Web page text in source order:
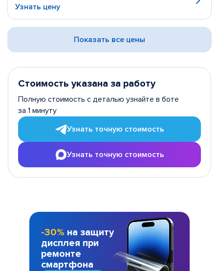
Узнать цену
Показать все цены
Стоимость указана за работу
Полную стоимость с деталью узнайте в боте
за 1 минуту
Узнать точную стоимость
Узнать точную стоимость
-30% на защиту
дисплея при
ремонте
смартфона